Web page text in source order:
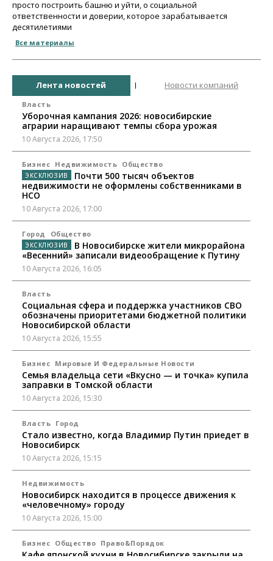
просто построить башню и уйти, о социальной
ответственности и доверии, которое зарабатывается
десятилетиями
Все материалы
Лента новостей Новости компаний
Власть
Уборочная кампания 2026: новосибирские
аграрии наращивают темпы сбора урожая
10 Августа 2026, 17:50
Бизнес Недвижимость Общество
Почти 500 тысяч объектов
недвижимости не оформлены собственниками в
НСО
10 Августа 2026, 17:00
Город Общество
В Новосибирске жители микрорайона
«Весенний» записали видеообращение к Путину
10 Августа 2026, 16:05
Власть
Социальная сфера и поддержка участников СВО
обозначены приоритетами бюджетной политики
Новосибирской области
10 Августа 2026, 15:55
Бизнес Мировые И Федеральные Новости
Семья владельца сети «Вкусно — и точка» купила
заправки в Томской области
10 Августа 2026, 15:30
Власть Город
Стало известно, когда Владимир Путин приедет в
Новосибирск
10 Августа 2026, 15:15
Недвижимость
Новосибирск находится в процессе движения к
«человечному» городу
10 Августа 2026, 15:00
Бизнес Общество Право&Порядок
Кафе японской кухни в Новосибирске закрыли на